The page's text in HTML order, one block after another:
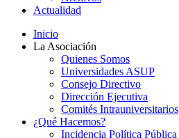
Actualidad
Inicio
La Asociación
Quienes Somos
Universidades ASUP
Consejo Directivo
Dirección Ejecutiva
Comités Intrauniversitarios
¿Qué Hacemos?
Incidencia Política Pública